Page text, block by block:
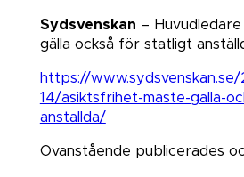
Sydsvenskan –
gälla också för statligt
https://
14/asiktsfrihet-maste-galla-
anstallda/
Ovanstående publicerades